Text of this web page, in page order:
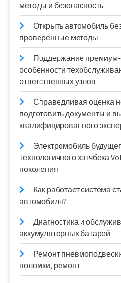
методы и безопасность
Открыть автомобиль
проверенные методы
Поддержание премиум-
особенности
ответственных узлов
Справедливая оценка
подготовить документы и
квалифицированного
Электромобиль
технологичного хэтчбека
поколения
Как работает система
автомобиля?
Диагностика и
аккумуляторных батарей
Ремонт
поломки, ремонт